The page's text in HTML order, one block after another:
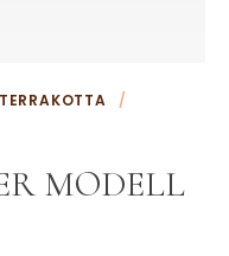
/
MODELL